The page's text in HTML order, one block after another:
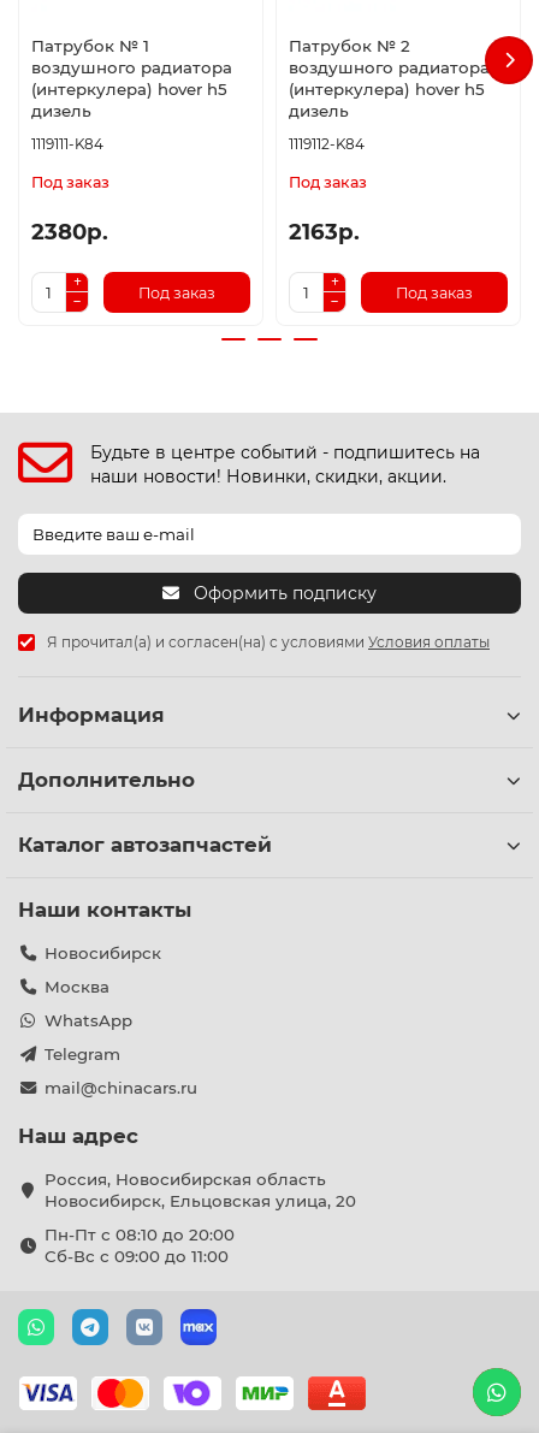
Патрубок № 1
воздушного радиатора
(интеркулера) hover h5
дизель
1119111-K84
Под заказ
2380р.
Под заказ
Патрубок № 2
воздушного радиатора
(интеркулера) hover h5
дизель
1119112-K84
Под заказ
2163р.
Под заказ
Будьте в центре событий - подпишитесь на
наши новости! Новинки, скидки, акции.
Оформить подписку
Я прочитал(а) и согласен(на) с условиями Условия оплаты
Информация
Дополнительно
Каталог автозапчастей
Наши контакты
Новосибирск
Москва
WhatsApp
Telegram
mail@chinacars.ru
Наш адрес
Россия, Новосибирская область
Новосибирск, Ельцовская улица, 20
Пн-Пт с 08:10 до 20:00
Сб-Вс с 09:00 до 11:00